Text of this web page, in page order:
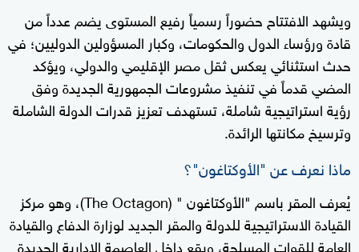
ويشهد الافتتاح حضوراً رسمياً رفيع المستوى يضم عدداً من
قادة ورؤساء الدول والحكومات، وكبار المسؤولين الدوليين؛ في
حدث استثنائي يعكس ثقل مصر الإقليمي والدولي، ويؤكد
المضي قدماً في تنفيذ مشروعات الجمهورية الجديدة وفق
رؤية استراتيجية شاملة، تستهدف تعزيز قدرات الدولة الشاملة
وترسيخ مكانتها الرائدة.
ماذا نعرف عن "الأوكتاغون"؟
يُعرف المقر باسم "الأوكتاغون " (The Octagon)، وهو مركز
القيادة الاستراتيجية للدولة والمقر الجديد لوزارة الدفاع والقيادة
العامة للقوات المسلحة، ويقع داخل العاصمة الإدارية الجديدة